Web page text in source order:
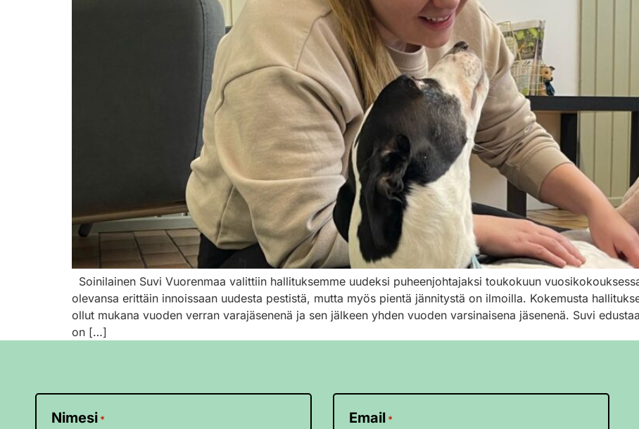
Soinilainen Suvi Vuorenmaa valittiin hallituksemme uudeksi puheenjohtajaksi toukokuun
olevansa erittäin innoissaan uudesta pestistä, mutta myös pientä jännitystä on ilmoilla. Kokemusta
ollut mukana vuoden verran varajäsenenä ja sen jälkeen yhden vuoden varsinaisena jäsenenä. Suvi
on […]
Nimesi * Email *